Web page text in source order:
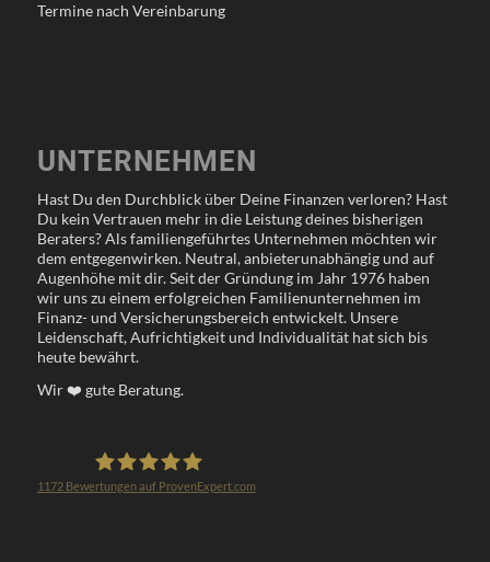
Termine nach Vereinbarung
UNTERNEHMEN
Hast Du den Durchblick über Deine Finanzen verloren? Hast
Du kein Vertrauen mehr in die Leistung deines bisherigen
Beraters? Als familiengeführtes Unternehmen möchten wir
dem entgegenwirken. Neutral, anbieterunabhängig und auf
Augenhöhe mit dir. Seit der Gründung im Jahr 1976 haben
wir uns zu einem erfolgreichen Familienunternehmen im
Finanz- und Versicherungsbereich entwickelt. Unsere
Leidenschaft, Aufrichtigkeit und Individualität hat sich bis
heute bewährt.
Wir❤️ gute Beratung.
1172Bewertungen auf ProvenExpert.com